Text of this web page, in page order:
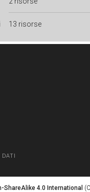
13 risorse
DATI
4.0 International